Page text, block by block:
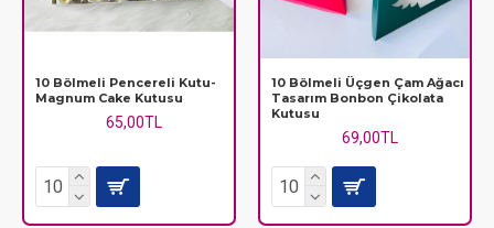
10 Bölmeli Pencereli Kutu-
Magnum Cake Kutusu
65,00TL
10 Bölmeli Üçgen Çam Ağacı
Tasarım Bonbon Çikolata
Kutusu
69,00TL